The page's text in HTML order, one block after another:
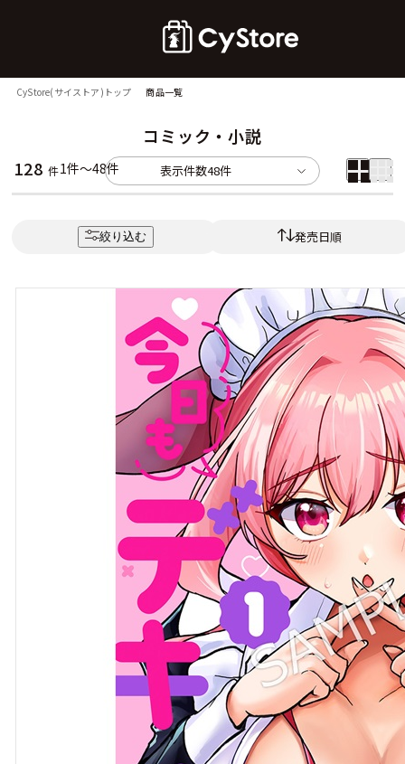
CyStore(サイストア)トップ 商品一覧
コミック・小説
128 件1件～48件 表示件数48件
絞り込む 発売日順